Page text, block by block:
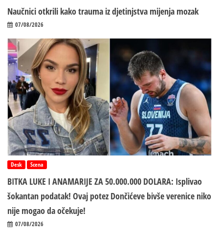
Naučnici otkrili kako trauma iz d‌jetinjstva mijenja mozak
07/08/2026
Desk Scena
BITKA LUKE I ANAMARIJE ZA 50.000.000 DOLARA: Isplivao
šokantan podatak! Ovaj potez Dončićeve bivše verenice niko
nije mogao da očekuje!
07/08/2026